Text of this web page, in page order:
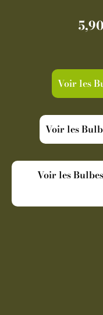
5,90
Voir les
Voir les
Voir les